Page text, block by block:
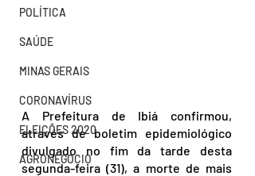
POLÍTICA
SAÚDE
MINAS GERAIS
CORONAVÍRUS
ELEIÇÕES 2020
AGRONEGÓCIO
A Prefeitura de Ibiá confirmou,
através de boletim epidemiológico
divulgado no fim da tarde desta
segunda-feira (31), a morte de mais